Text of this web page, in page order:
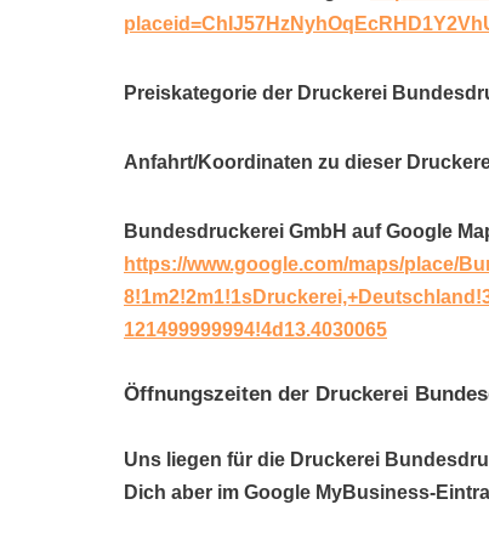
Preiskategorie der Druckerei
Anfahrt/Koordinaten zu dieser
Bundesdruckerei GmbH auf Google
https://www.google.com/maps/place/
121499999994!4d13.4030065
Öffnungszeiten der Druckerei
Uns liegen für die Druckerei
Dich aber im Google MyBusiness-